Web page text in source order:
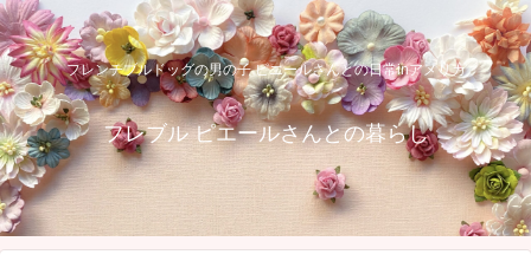
フレンチブルドッグの男の子 ピエールさんとの日常inアメリカ
フレブル ピエールさんとの暮らし